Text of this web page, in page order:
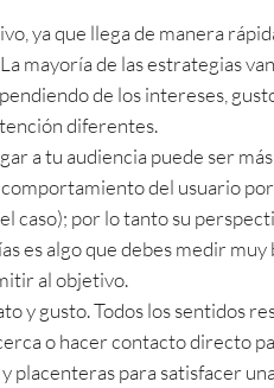
ya que llega de manera
mayoría de las estrategias
de los intereses,
diferentes.
a tu audiencia puede ser
del usuario
caso); por lo tanto su
es algo que debes medir
al objetivo.
y gusto. Todos los sentidos
o hacer contacto directo
placenteras para satisfacer